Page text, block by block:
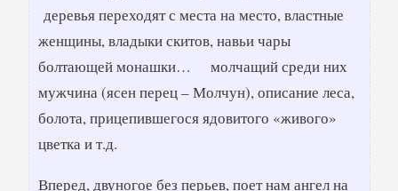
деревья переходят с места на место, властные
женщины, владыки скитов, навьи чары
болтающей монашки… молчащий среди них
мужчина (ясен перец – Молчун), описание леса,
болота, прицепившегося ядовитого «живого»
цветка и т.д.
Вперед, двуногое без перьев, поет нам ангел на